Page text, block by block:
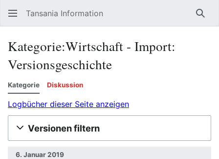
Tansania Information
Kategorie:Wirtschaft - Import:
Versionsgeschichte
Kategorie Diskussion
Logbücher dieser Seite anzeigen
Versionen filtern
6. Januar 2019